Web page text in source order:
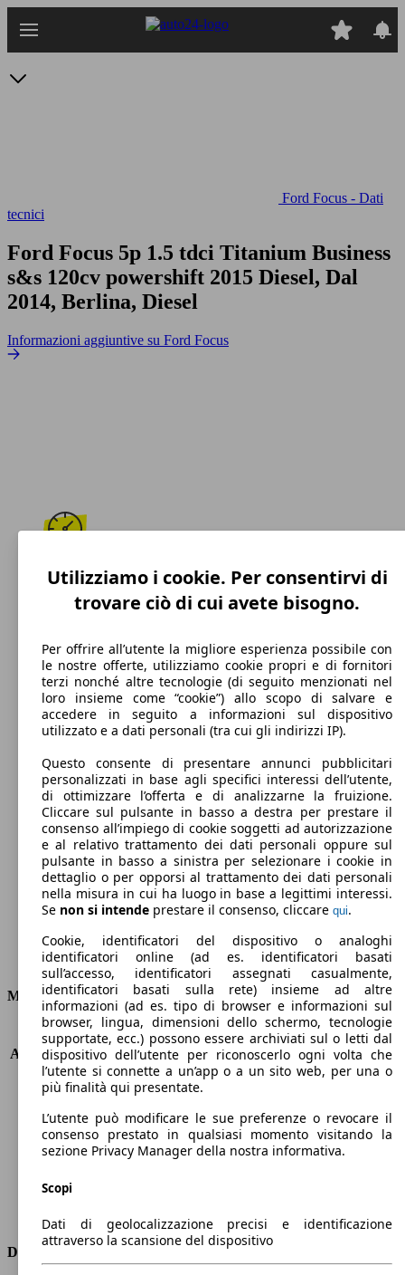
Ford Focus - Dati
tecnici
Ford Focus 5p 1.5 tdci Titanium Business
s&s 120cv powershift 2015 Diesel, Dal
2014, Berlina, Diesel
Informazioni aggiuntive su Ford Focus
195 km/h
Velocità massima
Diesel
Carburante
99 g/km
Emissioni di CO2 (combinato)*
Consumi
Motore e Prestazioni
KW (PS)
88 kW (120 PS)
Accelerazione (0-100 km/h)
10.5s
Velocità massima (km/h)
195 km/h
Numero di marce
6
Coppia
270 nm
Cilindrata
1499 ccm
Carburante
Diesel
Trasmissione
Dimensioni
Utilizziamo i cookie. Per consentirvi di
trovare ciò di cui avete bisogno.
Per offrire all’utente la migliore esperienza possibile con
le nostre offerte, utilizziamo cookie propri e di fornitori
terzi nonché altre tecnologie (di seguito menzionati nel
loro insieme come “cookie”) allo scopo di salvare e
accedere in seguito a informazioni sul dispositivo
utilizzato e a dati personali (tra cui gli indirizzi IP).
Questo consente di presentare annunci pubblicitari
personalizzati in base agli specifici interessi dell’utente,
di ottimizzare l’offerta e di analizzarne la fruizione.
Cliccare sul pulsante in basso a destra per prestare il
consenso all’impiego di cookie soggetti ad autorizzazione
e al relativo trattamento dei dati personali oppure sul
pulsante in basso a sinistra per selezionare i cookie in
dettaglio o per opporsi al trattamento dei dati personali
nella misura in cui ha luogo in base a legittimi interessi.
Se non si intende prestare il consenso, cliccare qui.
Cookie, identificatori del dispositivo o analoghi
identificatori online (ad es. identificatori basati
sull’accesso, identificatori assegnati casualmente,
identificatori basati sulla rete) insieme ad altre
informazioni (ad es. tipo di browser e informazioni sul
browser, lingua, dimensioni dello schermo, tecnologie
supportate, ecc.) possono essere archiviati sul o letti dal
dispositivo dell’utente per riconoscerlo ogni volta che
l’utente si connette a un’app o a un sito web, per una o
più finalità qui presentate.
L’utente può modificare le sue preferenze o revocare il
consenso prestato in qualsiasi momento visitando la
sezione Privacy Manager della nostra informativa.
Scopi
Dati di geolocalizzazione precisi e identificazione
attraverso la scansione del dispositivo